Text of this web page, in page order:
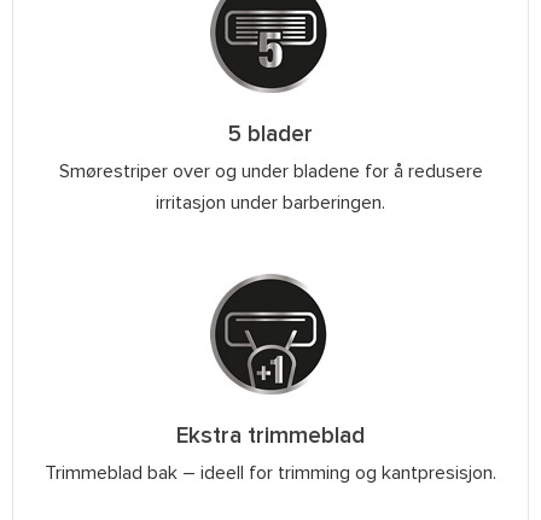
5 blader
Smørestriper over og under bladene for å redusere
irritasjon under barberingen.
Ekstra trimmeblad
Trimmeblad bak – ideell for trimming og kantpresisjon.